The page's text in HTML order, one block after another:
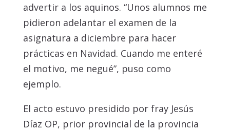
advertir a los aquinos. “Unos alumnos me
pidieron adelantar el examen de la
asignatura a diciembre para hacer
prácticas en Navidad. Cuando me enteré
el motivo, me negué”, puso como
ejemplo.
El acto estuvo presidido por fray Jesús
Díaz OP, prior provincial de la provincia